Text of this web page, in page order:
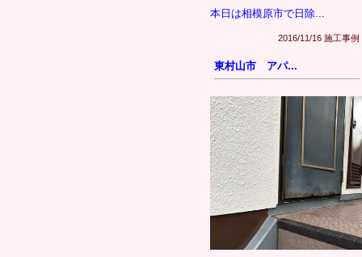
本日は相模原市で日除...
2016/11/16 施工事例
東村山市 アパ...